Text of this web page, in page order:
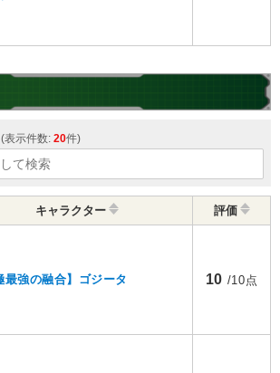
20
キャラクター 評価
最強の融合】ゴジータ 10 /10点